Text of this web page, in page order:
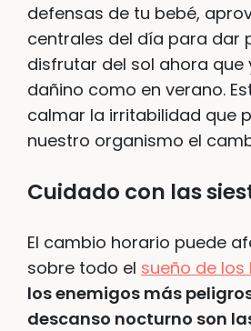
defensas de tu bebé,
centrales del día para dar
disfrutar del sol ahora que
dañino como en verano.
calmar la irritabilidad que
nuestro organismo el
Cuidado con las
El cambio horario puede
sobre todo el sueño de los
los enemigos más
descanso nocturno son